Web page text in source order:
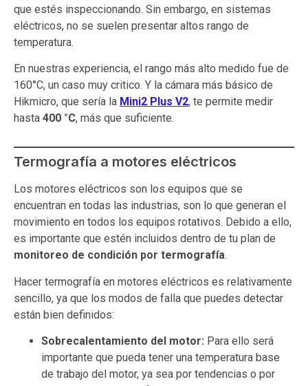
que estés inspeccionando. Sin embargo, en sistemas
eléctricos, no se suelen presentar altos rango de
temperatura.
En nuestras experiencia, el rango más alto medido fue de
160°C, un caso muy critico. Y la cámara más básico de
Hikmicro, que sería la Mini2 Plus V2, te permite medir
hasta 400 °C, más que suficiente.
Termografía a motores eléctricos
Los motores eléctricos son los equipos que se
encuentran en todas las industrias, son lo que generan el
movimiento en todos los equipos rotativos. Debido a ello,
es importante que estén incluidos dentro de tu plan de
monitoreo de condición por termografía.
Hacer termografía en motores eléctricos es relativamente
sencillo, ya que los modos de falla que puedes detectar
están bien definidos:
Sobrecalentamiento del motor: Para ello será
importante que pueda tener una temperatura base
de trabajo del motor, ya sea por tendencias o por